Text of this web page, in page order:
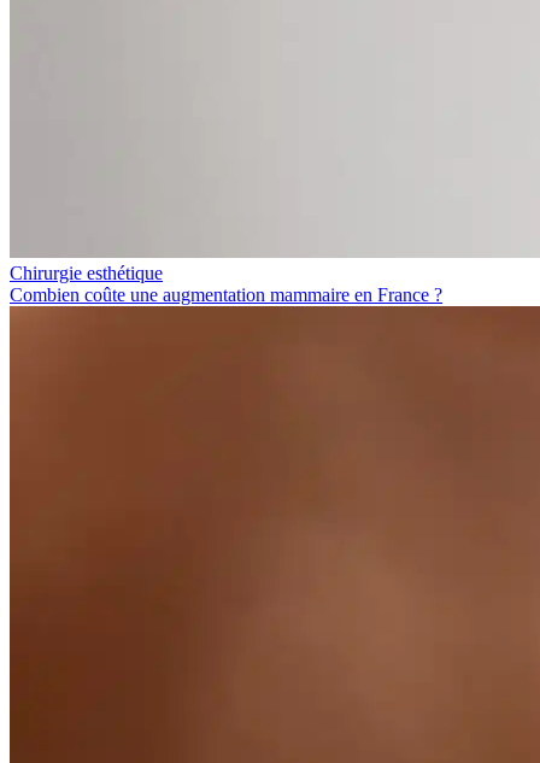
Chirurgie esthétique
Combien coûte une augmentation mammaire en France ?